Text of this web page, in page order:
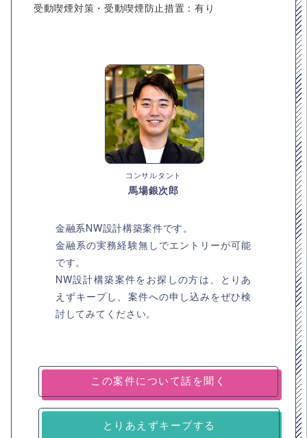
受動喫煙対策・受動喫煙防止措置：有り
コンサルタント
馬場銀次郎
金融系NW設計構築案件です。
金融系の実務経験無しでエントリーが可能
です。
NW設計構築案件をお探しの方は、とりあ
えずキープし、案件への申し込みをぜひ検
討してみてください。
とりあえずキープする